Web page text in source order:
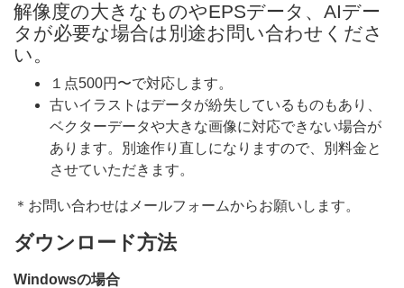
解像度の大きなものやEPSデータ、AIデー
タが必要な場合は別途お問い合わせくださ
い。
１点500円〜で対応します。
古いイラストはデータが紛失しているものもあり、
ベクターデータや大きな画像に対応できない場合が
あります。別途作り直しになりますので、別料金と
させていただきます。
＊お問い合わせはメールフォームからお願いします。
ダウンロード方法
Windowsの場合